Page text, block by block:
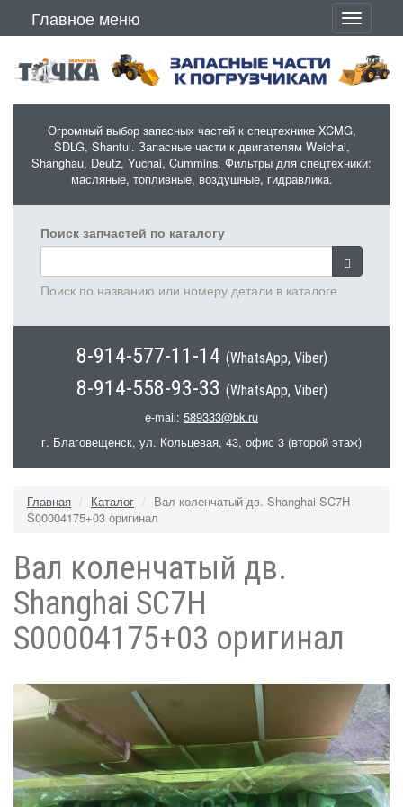
Главное меню
Toggle
Огромный выбор запасных частей к спецтехнике XCMG,
SDLG, Shantui. Запасные части к двигателям Weichai,
Shanghau, Deutz, Yuchai, Cummins. Фильтры для спецтехники:
масляные, топливные, воздушные, гидравлика.
Поиск запчастей по каталогу
Поиск по названию или номеру детали в каталоге
8-914-577-11-14 (WhatsApp, Viber)
8-914-558-93-33 (WhatsApp, Viber)
e-mail: 589333@bk.ru
г. Благовещенск, ул. Кольцевая, 43, офис 3 (второй этаж)
Главная Каталог
Вал коленчатый дв. Shanghai SC7H
S00004175+03 оригинал
Вал коленчатый дв.
Shanghai SC7H
S00004175+03 оригинал